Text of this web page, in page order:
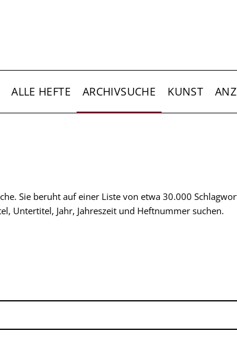
ALLE HEFTE ARCHIVSUCHE KUNST
Sie beruht auf einer Liste von etwa 30.000
Untertitel, Jahr, Jahreszeit und Heftnummer suchen.